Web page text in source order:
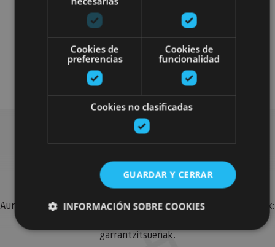
Plan disponible para todo el público
Bilatu plan gehiago
Aurkitu zure bidaia Nafarroan osatzeko planak eta iradokizunak:
garrantzitsuenak.
Cookies de
preferencias
Cookies de
funcionalidad
Cookies no clasificadas
GUARDAR Y CERRAR
INFORMACIÓN SOBRE COOKIES